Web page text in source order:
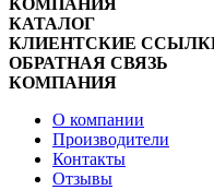
КОМПАНИЯ
КАТАЛОГ
КЛИЕНТСКИЕ
ОБРАТНАЯ СВЯЗЬ
КОМПАНИЯ
О компании
Производители
Контакты
Отзывы